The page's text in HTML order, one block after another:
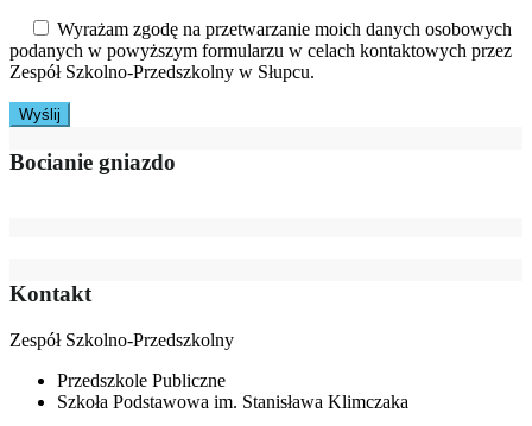
Wyrażam zgodę na przetwarzanie moich danych osobowych
podanych w powyższym formularzu w celach kontaktowych przez
Zespół Szkolno-Przedszkolny w Słupcu.
Bocianie gniazdo
Kontakt
Zespół Szkolno-Przedszkolny
Przedszkole Publiczne
Szkoła Podstawowa im. Stanisława Klimczaka